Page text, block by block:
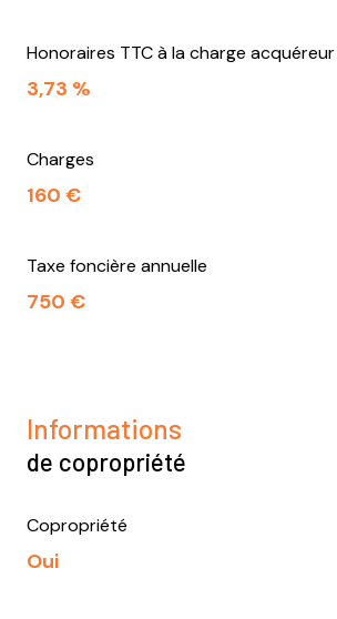
Honoraires TTC à la charge acquéreur
3,73 %
Charges
160 €
Taxe foncière annuelle
750 €
Informations
de copropriété
Copropriété
Oui